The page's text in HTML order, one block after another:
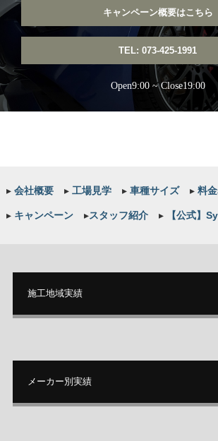
キャンペーン概要はこちら
TEL: 073-425-1991
Open9:00 ~ Close19:00
▸会社概要 ▸工場見学 ▸車種サイズ ▸料
▸キャンペーン ▸スタッフ紹介 ▸【公式】
施工地域実績
メーカー別実績